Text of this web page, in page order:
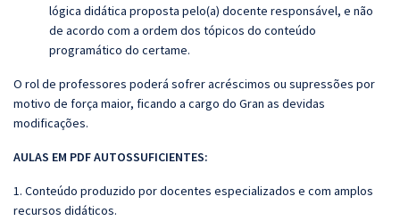
lógica didática proposta pelo(a) docente responsável, e não
de acordo com a ordem dos tópicos do conteúdo
programático do certame.
O rol de professores poderá sofrer acréscimos ou supressões por
motivo de força maior, ficando a cargo do Gran as devidas
modificações.
AULAS EM PDF AUTOSSUFICIENTES:
1. Conteúdo produzido por docentes especializados e com amplos
recursos didáticos.